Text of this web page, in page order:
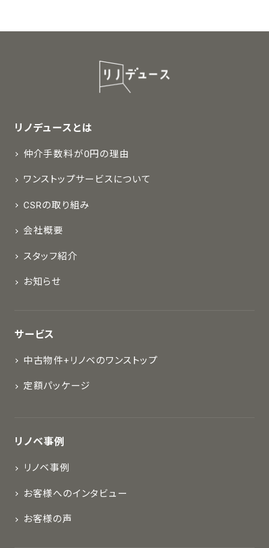
リノデュースとは
仲介手数料が0円の理由
ワンストップサービスについて
CSRの取り組み
会社概要
スタッフ紹介
お知らせ
サービス
中古物件+リノベのワンストップ
定額パッケージ
リノベ事例
リノベ事例
お客様へのインタビュー
お客様の声